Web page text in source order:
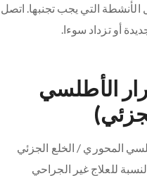
التي يجب تجنبها. اتصل
أو تزداد سوءا.
الأطلسي
المحوري / الخلع الجزئي
للعلاج غير الجراحي